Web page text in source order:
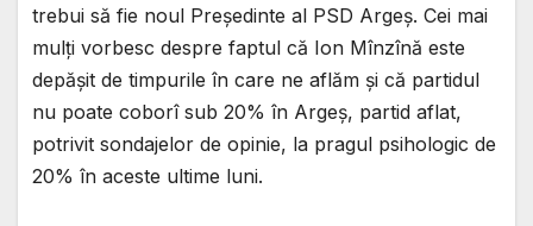
trebui să fie noul Președinte al PSD Argeș. Cei mai
mulți vorbesc despre faptul că Ion Mînzînă este
depășit de timpurile în care ne aflăm și că partidul
nu poate coborî sub 20% în Argeș, partid aflat,
potrivit sondajelor de opinie, la pragul psihologic de
20% în aceste ultime luni.